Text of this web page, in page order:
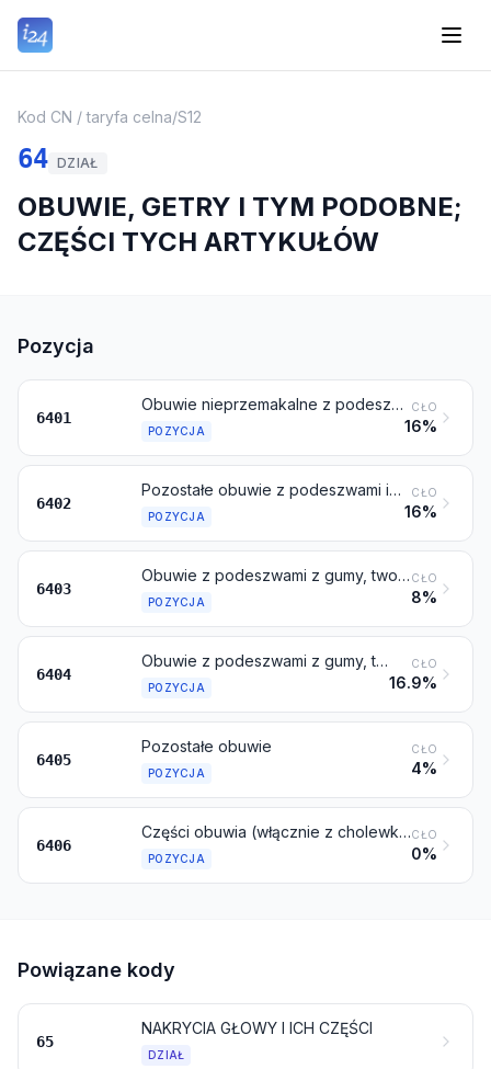
Kod CN / taryfa celna/S12
64 DZIAŁ
OBUWIE, GETRY I TYM PODOBNE;
CZĘŚCI TYCH ARTYKUŁÓW
Pozycja
6401
Obuwie nieprzemakalne z podeszwami i cholewkami, z gumy lub tworzyw sztucznych, które nie są przymocowane do podeszwy ani złączone z nią za pomocą szycia, nitowania, gwoździ, wkrętów, kołków lub podobnymi sposobami
POZYCJA
CŁO
16%
6402
Pozostałe obuwie z podeszwami i cholewkami, z gumy lub tworzyw sztucznych
POZYCJA
CŁO
16%
6403
Obuwie z podeszwami z gumy, tworzyw sztucznych, skóry wyprawionej lub skóry wtórnej i cholewkami ze skóry wyprawionej
POZYCJA
CŁO
8%
6404
Obuwie z podeszwami z gumy, tworzyw sztucznych, skóry wyprawionej lub skóry wtórnej i cholewkami z materiałów włókienniczych
POZYCJA
CŁO
16.9%
6405
Pozostałe obuwie
POZYCJA
CŁO
4%
6406
Części obuwia (włącznie z cholewkami, nawet przymocowanymi do podeszew innych niż podeszwy zewnętrzne); podpodeszwy wyjmowane (wkładki), podkładki pod pięty i podobne artykuły; getry, sztylpy i podobne artykuły oraz ich części
POZYCJA
CŁO
0%
Powiązane kody
65
NAKRYCIA GŁOWY I ICH CZĘŚCI
DZIAŁ